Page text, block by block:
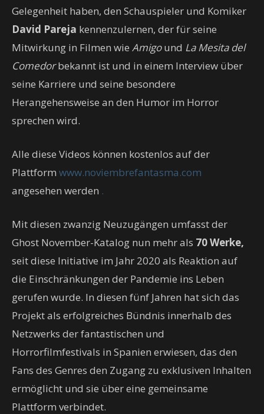
Gelegenheit haben, den Schauspieler und Komiker
David Pareja kennenzulernen, der für seine
Mitwirkung in Filmen wie Amigound La Mesita del
Comedorbekannt ist und in einem Interview über
seine Karriere und seine besondere
Herangehensweise an den Humor im Horror
sprechen wird.
Alle diese Videos können kostenlos auf der
Plattform www.noviembrefantasma.com
angesehen werden .
Mit diesen zwanzig Neuzugängen umfasst der
Ghost November-Katalog nun mehr als 70 Werke,
seit diese Initiative im Jahr 2020 als Reaktion auf
die Einschränkungen der Pandemie ins Leben
gerufen wurde. In diesen fünf Jahren hat sich das
Projekt als erfolgreiches Bündnis innerhalb des
Netzwerks der fantastischen und
Horrorfilmfestivals in Spanien erwiesen, das den
Fans des Genres den Zugang zu exklusiven Inhalten
ermöglicht und sie über eine gemeinsame
Plattform verbindet.